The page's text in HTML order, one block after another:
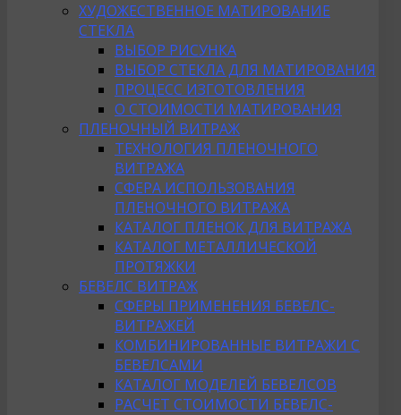
ХУДОЖЕСТВЕННОЕ МАТИРОВАНИЕ
СТЕКЛА
ВЫБОР РИСУНКА
ВЫБОР СТЕКЛА ДЛЯ МАТИРОВАНИЯ
ПРОЦЕСС ИЗГОТОВЛЕНИЯ
О СТОИМОСТИ МАТИРОВАНИЯ
ПЛЕНОЧНЫЙ ВИТРАЖ
ТЕХНОЛОГИЯ ПЛЕНОЧНОГО
ВИТРАЖА
СФЕРА ИСПОЛЬЗОВАНИЯ
ПЛЕНОЧНОГО ВИТРАЖА
КАТАЛОГ ПЛЕНОК ДЛЯ ВИТРАЖА
КАТАЛОГ МЕТАЛЛИЧЕСКОЙ
ПРОТЯЖКИ
БЕВЕЛС ВИТРАЖ
СФЕРЫ ПРИМЕНЕНИЯ БЕВЕЛС-
ВИТРАЖЕЙ
КОМБИНИРОВАННЫЕ ВИТРАЖИ С
БЕВЕЛСАМИ
КАТАЛОГ МОДЕЛЕЙ БЕВЕЛСОВ
РАСЧЕТ СТОИМОСТИ БЕВЕЛС-